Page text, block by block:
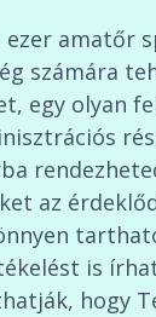
amatőr
számára
egy olyan
az
is
hogy